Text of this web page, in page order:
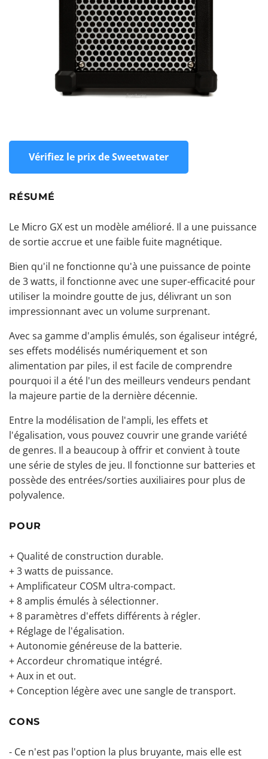
Vérifiez le prix de Sweetwater
RÉSUMÉ
Le Micro GX est un modèle amélioré. Il a une puissance
de sortie accrue et une faible fuite magnétique.
Bien qu'il ne fonctionne qu'à une puissance de pointe
de 3 watts, il fonctionne avec une super-efficacité pour
utiliser la moindre goutte de jus, délivrant un son
impressionnant avec un volume surprenant.
Avec sa gamme d'amplis émulés, son égaliseur intégré,
ses effets modélisés numériquement et son
alimentation par piles, il est facile de comprendre
pourquoi il a été l'un des meilleurs vendeurs pendant
la majeure partie de la dernière décennie.
Entre la modélisation de l'ampli, les effets et
l'égalisation, vous pouvez couvrir une grande variété
de genres. Il a beaucoup à offrir et convient à toute
une série de styles de jeu. Il fonctionne sur batteries et
possède des entrées/sorties auxiliaires pour plus de
polyvalence.
POUR
+ Qualité de construction durable.
+ 3 watts de puissance.
+ Amplificateur COSM ultra-compact.
+ 8 amplis émulés à sélectionner.
+ 8 paramètres d'effets différents à régler.
+ Réglage de l'égalisation.
+ Autonomie généreuse de la batterie.
+ Accordeur chromatique intégré.
+ Aux in et out.
+ Conception légère avec une sangle de transport.
CONS
- Ce n'est pas l'option la plus bruyante, mais elle est